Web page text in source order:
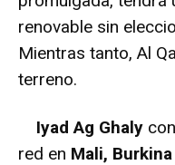
renovable sin
Mientras tanto, Al
terreno.
Iyad Ag Ghaly
red en Mali,